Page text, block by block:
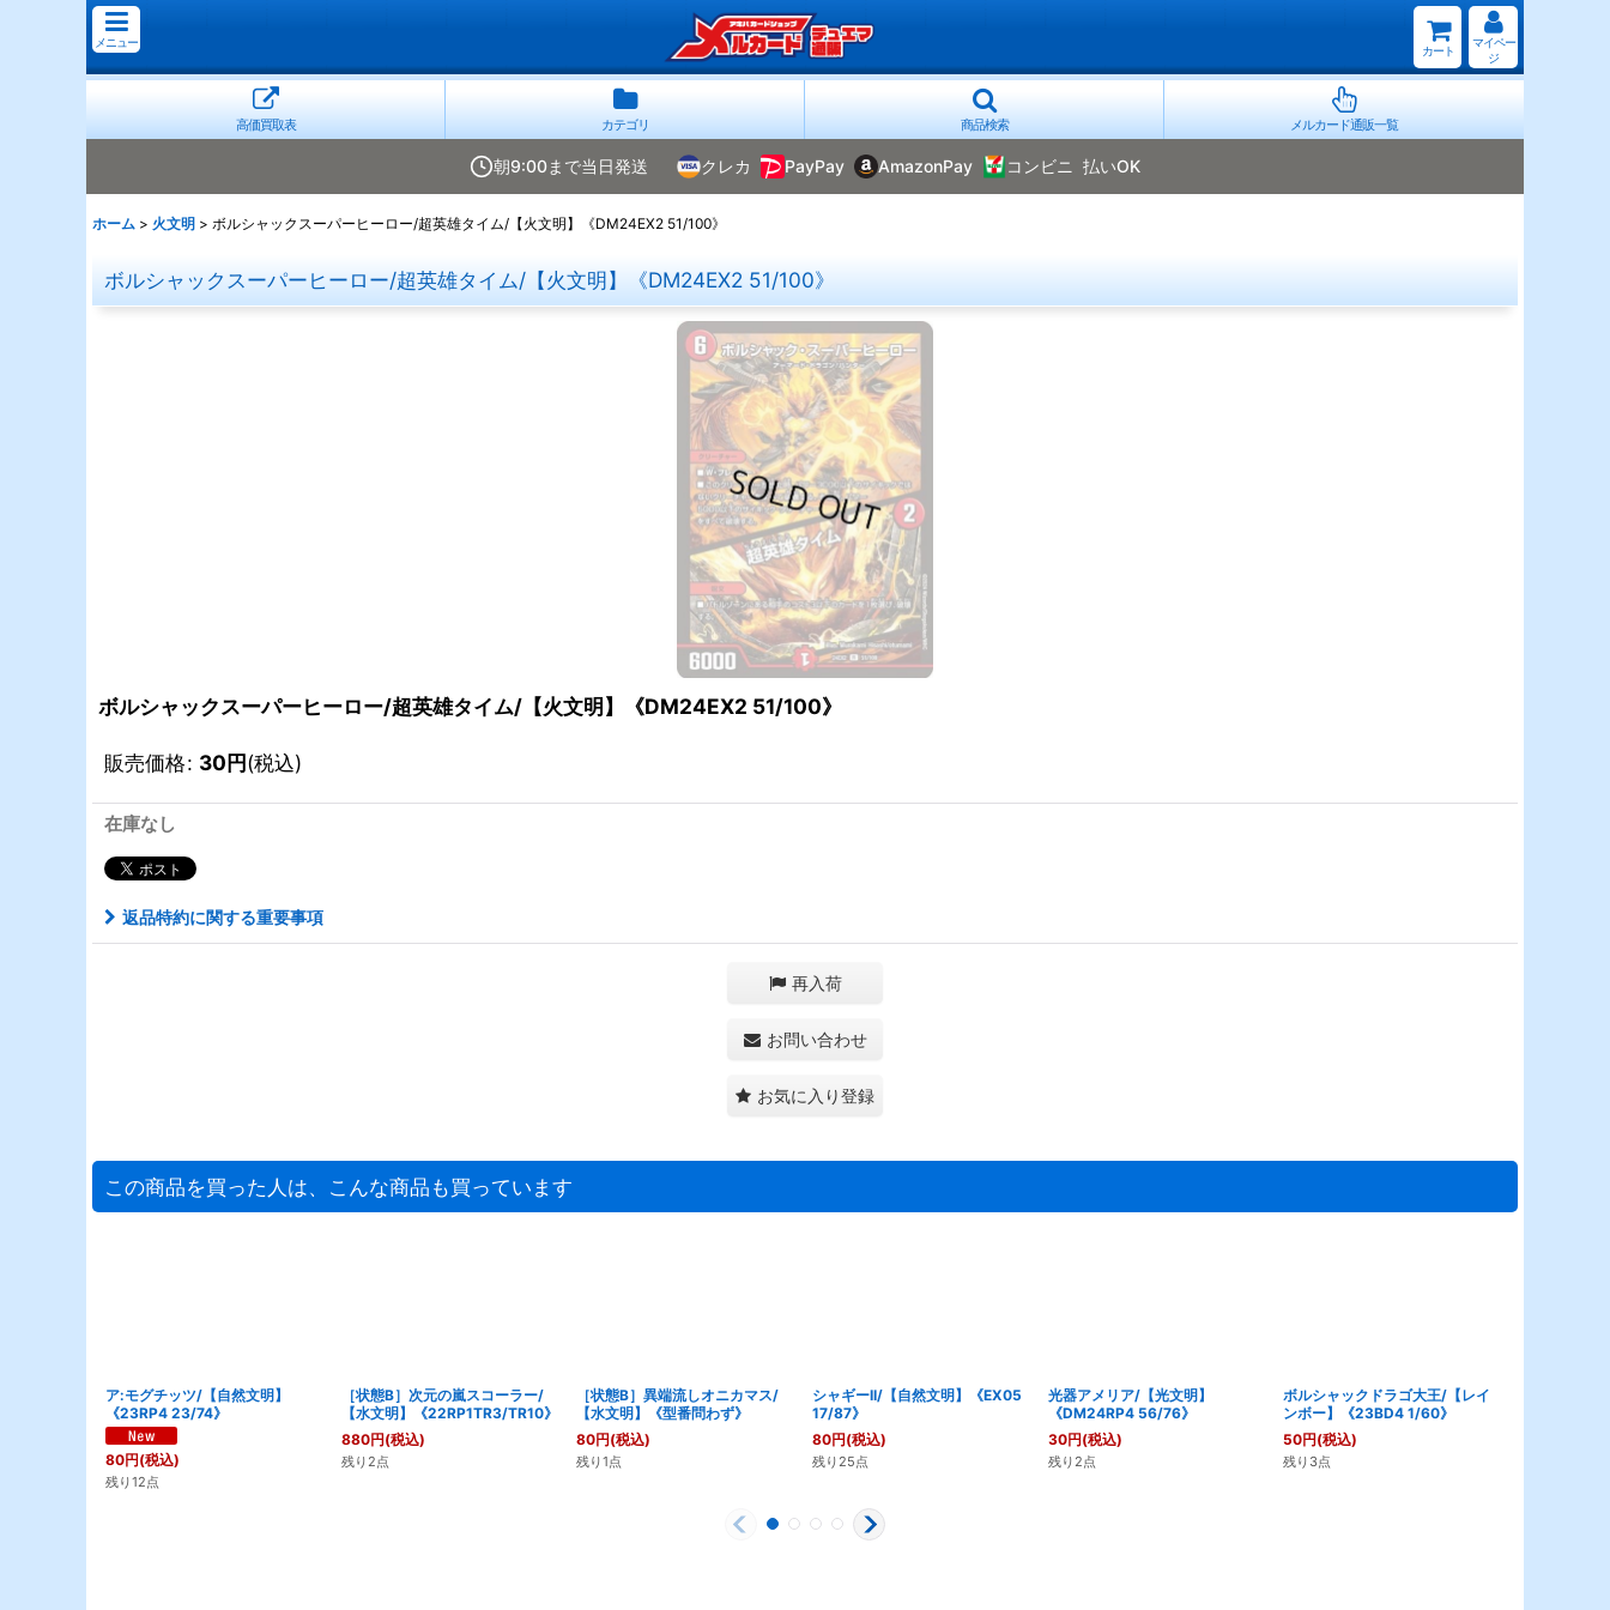
メニュー
カート
マイペー
ジ
高価買取表 カテゴリ 商品検索 メルカード通販一覧
朝9:00まで当日発送 クレカ PayPay AmazonPay コンビニ 払いOK
ホーム > 火文明 > ボルシャックスーパーヒーロー/超英雄タイム/【火文明】《DM24EX2 51/100》
ボルシャックスーパーヒーロー/超英雄タイム/【火文明】《DM24EX2 51/100》
ボルシャックスーパーヒーロー/超英雄タイム/【火文明】《DM24EX2 51/100》
販売価格: 30円(税込)
在庫なし
返品特約に関する重要事項
再入荷
お問い合わせ
お気に入り登録
この商品を買った人は、こんな商品も買っています
ア:モグチッツ/【自然文明】
《23RP4 23/74》
80円(税込)
残り12点
［状態B］次元の嵐スコーラー/
【水文明】《22RP1TR3/TR10》
880円(税込)
残り2点
［状態B］異端流しオニカマス/
【水文明】《型番問わず》
80円(税込)
残り1点
シャギーII/【自然文明】《EX05
17/87》
80円(税込)
残り25点
光器アメリア/【光文明】
《DM24RP4 56/76》
30円(税込)
残り2点
ボルシャックドラゴ大王/【レイ
ンボー】《23BD4 1/60》
50円(税込)
残り3点